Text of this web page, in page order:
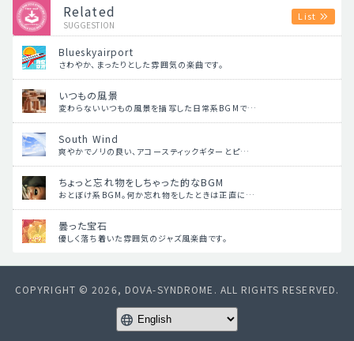
Related
SUGGESTION
List
Blueskyairport
さわやか、まったりとした雰囲気の楽曲です。
いつもの風景
変わらないいつもの風景を描写した日常系BGMで…
South Wind
爽やかでノリの良い、アコースティックギターとピ…
ちょっと忘れ物をしちゃった的なBGM
おとぼけ系BGM。何か忘れ物をしたときは正直に…
曇った宝石
優しく落ち着いた雰囲気のジャズ風楽曲です。
COPYRIGHT © 2026, DOVA-SYNDROME. ALL RIGHTS RESERVED.